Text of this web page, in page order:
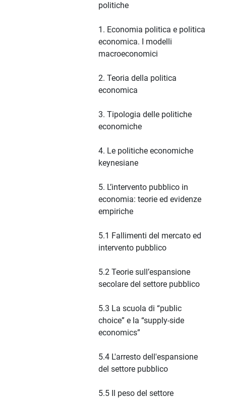
politiche
1. Economia politica e politica
economica. I modelli
macroeconomici
2. Teoria della politica
economica
3. Tipologia delle politiche
economiche
4. Le politiche economiche
keynesiane
5. L’intervento pubblico in
economia: teorie ed evidenze
empiriche
5.1 Fallimenti del mercato ed
intervento pubblico
5.2 Teorie sull’espansione
secolare del settore pubblico
5.3 La scuola di “public
choice” e la “supply-side
economics”
5.4 L'arresto dell'espansione
del settore pubblico
5.5 Il peso del settore